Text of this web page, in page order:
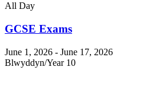
All Day
GCSE Exams
June 1, 2026 - June 17, 2026
Blwyddyn/Year 10